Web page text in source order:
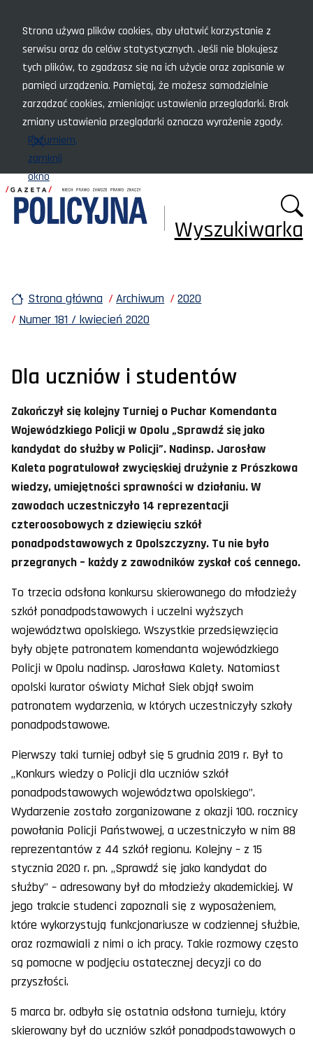
Strona używa plików cookies, aby ułatwić korzystanie z
serwisu oraz do celów statystycznych. Jeśli nie blokujesz
tych plików, to zgadzasz się na ich użycie oraz zapisanie w
pamięci urządzenia. Pamiętaj, że możesz samodzielnie
zarządzać cookies, zmieniając ustawienia przeglądarki. Brak
zmiany ustawienia przeglądarki oznacza wyrażenie zgody.
Rozumiem,
zamknij
okno
Wyszukiwarka
Strona główna Archiwum
2020
Numer 181 / kwiecień 2020
Dla uczniów i studentów
Zakończył się kolejny Turniej o Puchar Komendanta
Wojewódzkiego Policji w Opolu „Sprawdź się jako
kandydat do służby w Policji”. Nadinsp. Jarosław
Kaleta pogratulował zwycięskiej drużynie z Prószkowa
wiedzy, umiejętności sprawności w działaniu. W
zawodach uczestniczyło 14 reprezentacji
czteroosobowych z dziewięciu szkół
ponadpodstawowych z Opolszczyzny. Tu nie było
przegranych – każdy z zawodników zyskał coś cennego.
To trzecia odsłona konkursu skierowanego do młodzieży
szkół ponadpodstawowych i uczelni wyższych
województwa opolskiego. Wszystkie przedsięwzięcia
były objęte patronatem komendanta wojewódzkiego
Policji w Opolu nadinsp. Jarosława Kalety. Natomiast
opolski kurator oświaty Michał Siek objął swoim
patronatem wydarzenia, w których uczestniczyły szkoły
ponadpodstawowe.
Pierwszy taki turniej odbył się 5 grudnia 2019 r. Był to
„Konkurs wiedzy o Policji dla uczniów szkół
ponadpodstawowych województwa opolskiego”.
Wydarzenie zostało zorganizowane z okazji 100. rocznicy
powołania Policji Państwowej, a uczestniczyło w nim 88
reprezentantów z 44 szkół regionu. Kolejny – z 15
stycznia 2020 r. pn. „Sprawdź się jako kandydat do
służby” – adresowany był do młodzieży akademickiej. W
jego trakcie studenci zapoznali się z wyposażeniem,
które wykorzystują funkcjonariusze w codziennej służbie,
oraz rozmawiali z nimi o ich pracy. Takie rozmowy często
są pomocne w podjęciu ostatecznej decyzji co do
przyszłości.
5 marca br. odbyła się ostatnia odsłona turnieju, który
skierowany był do uczniów szkół ponadpodstawowych o